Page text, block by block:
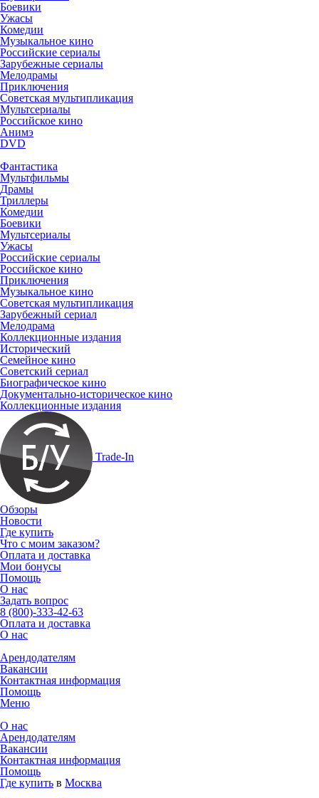
Боевики
Ужасы
Комедии
Музыкальное кино
Российские сериалы
Зарубежные сериалы
Мелодрамы
Приключения
Советская мультипликация
Мультсериалы
Российское кино
Анимэ
DVD
Фантастика
Мультфильмы
Драмы
Триллеры
Комедии
Боевики
Мультсериалы
Ужасы
Российские сериалы
Российское кино
Приключения
Музыкальное кино
Советская мультипликация
Зарубежный сериал
Мелодрама
Коллекционные издания
Исторический
Семейное кино
Советский сериал
Биографическое кино
Документально-историческое кино
Коллекционные издания
Trade-In
Обзоры
Новости
Где купить
Что с моим заказом?
Оплата и доставка
Мои бонусы
Помощь
О нас
Задать вопрос
8 (800)-333-42-63
Оплата и доставка
О нас
Арендодателям
Вакансии
Контактная информация
Помощь
Меню
О нас
Арендодателям
Вакансии
Контактная информация
Помощь
Где купить в Москва